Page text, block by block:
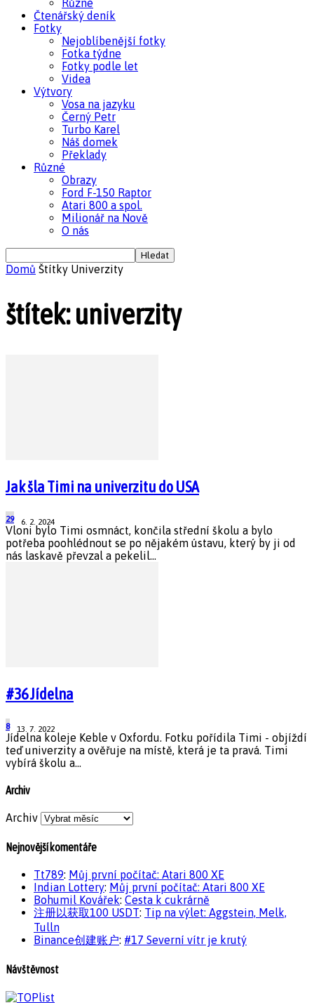
Různé
Čtenářský deník
Fotky
Nejoblíbenější fotky
Fotka týdne
Fotky podle let
Videa
Výtvory
Vosa na jazyku
Černý Petr
Turbo Karel
Náš domek
Překlady
Různé
Obrazy
Ford F-150 Raptor
Atari 800 a spol.
Milionář na Nově
O nás
Domů Štítky Univerzity
štítek: univerzity
Jak šla Timi na univerzitu do USA
6. 2. 2024
29
Vloni bylo Timi osmnáct, končila střední školu a bylo
potřeba poohlédnout se po nějakém ústavu, který by ji od
nás laskavě převzal a pekelil...
#36 Jídelna
13. 7. 2022
8
Jídelna koleje Keble v Oxfordu. Fotku pořídila Timi - objíždí
teď univerzity a ověřuje na místě, která je ta pravá. Timi
vybírá školu a...
Archiv
Archiv
Nejnovější komentáře
Tt789: Můj první počítač: Atari 800 XE
Indian Lottery: Můj první počítač: Atari 800 XE
Bohumil Kovářek: Cesta k cukrárně
注册以获取100 USDT: Tip na výlet: Aggstein, Melk,
Tulln
Binance创建账户: #17 Severní vítr je krutý
Návštěvnost